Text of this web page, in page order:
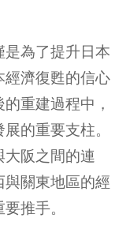
為了提升日本
經濟復甦的信心
重建過程中，
的重要支柱。
阪之間的連
關東地區的經
推手。